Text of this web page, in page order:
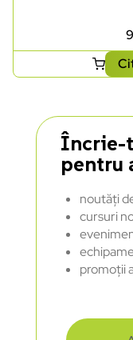
Încrie-
pentru
noutăți
cursuri
promoții